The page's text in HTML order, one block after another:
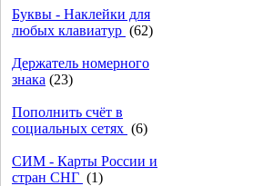
Буквы - Наклейки для
любых клавиатур (62)
Держатель номерного
знака (23)
Пополнить счёт в
социальных сетях (6)
СИМ - Карты России и
стран СНГ (1)